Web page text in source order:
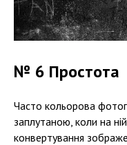
№ 6 Простота
Часто кольорова
заплутаною, коли на
конвертування